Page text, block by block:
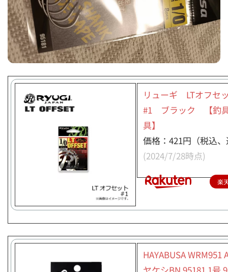
リューギ LTオフ
#1 ブラック 【釣
具】
価格：421円（税込
(2024/7/28時点)
楽
HAYABUSA WRM951